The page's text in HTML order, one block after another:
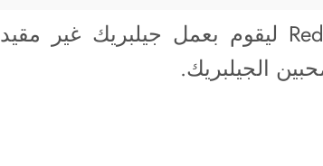
نجح فريق ديف تيم في تحديث برنامج Redsn0w ليقوم بعمل جيلبريك غير مقيد